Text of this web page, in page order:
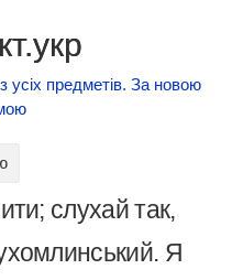
усіх предметів. За новою
слухай так,
Я